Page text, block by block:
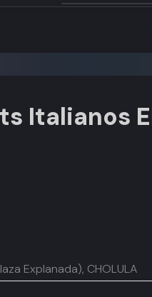
Italianos
Explanada), CHOLULA